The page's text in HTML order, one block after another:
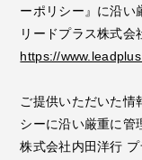
ーポリシー』に沿い
リードプラス株式会
https://
ご提供いただいた情
シーに沿い厳重に管
株式会社内田洋行